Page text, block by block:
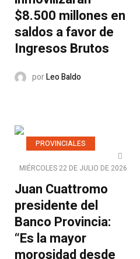
$8.500 millones en
saldos a favor de
Ingresos Brutos
porLeo Baldo
PROVINCIALES
MIÉRCOLES 22 DE JULIO DE 2026
Juan Cuattromo
presidente del
Banco Provincia:
“Es la mayor
morosidad desde